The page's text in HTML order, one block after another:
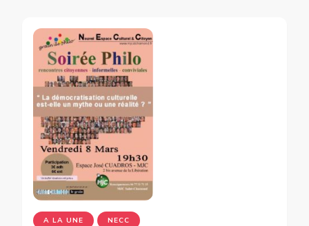
A LA UNE NECC